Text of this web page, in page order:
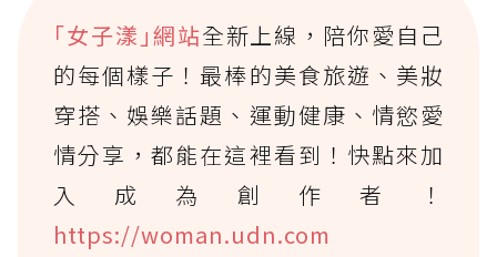
｢女子漾｣網站全新上線，陪你愛自己
的每個樣子！最棒的美食旅遊、美妝
穿搭、娛樂話題、運動健康、情慾愛
情分享，都能在這裡看到！快點來加
入成為創作者！
https://woman.udn.com